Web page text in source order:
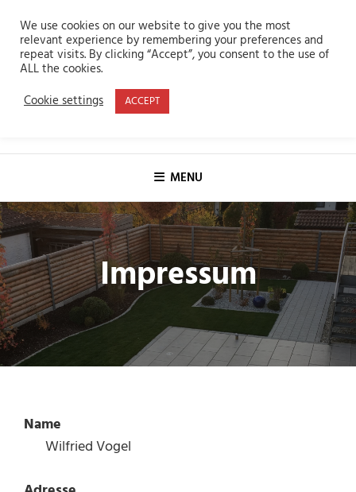
content
Vogel Pflasterbau
MENU
Impressum
Name
Wilfried Vogel
We use cookies on our website to give you the most
relevant experience by remembering your preferences and
repeat visits. By clicking “Accept”, you consent to the use of
ALL the cookies.
Cookie settings
ACCEPT